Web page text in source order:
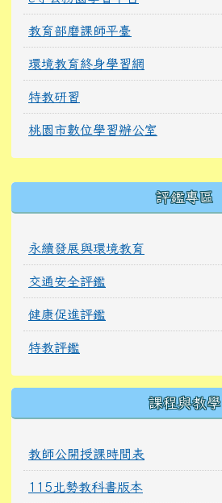
教育部磨課師平臺
環境教育終身學習網
特教研習
桃園市數位學習辦公室
評鑑專區
永續發展與環境教育
交通安全評鑑
健康促進評鑑
特教評鑑
課程與教學
教師公開授課時間表
115北勢教科書版本